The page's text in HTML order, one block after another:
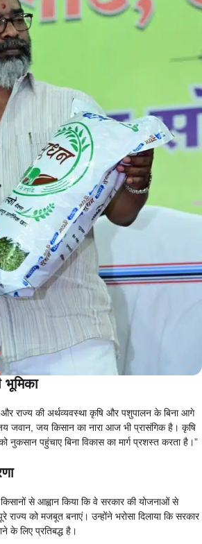
भूमिका
राज्य की अर्थव्यवस्था कृषि और पशुपालन के बिना आगे
जवान, जय किसान का नारा आज भी प्रासंगिक है। कृषि
नुकसान पहुंचाए बिना विकास का मार्ग प्रशस्त करता है।”
से आह्वान किया कि वे सरकार की योजनाओं से
को मजबूत बनाएं। उन्होंने भरोसा दिलाया कि सरकार
के लिए प्रतिबद्ध है।